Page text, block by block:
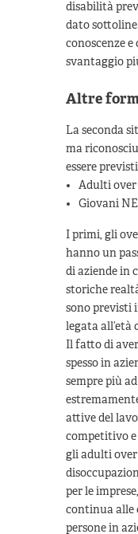
disabilità
dato
conoscenze
svantaggio
Altre
La seconda
ma
essere
Adulti over
Giovani
I primi, gli
hanno un
di aziende in
storiche
sono previsti
legata
Il fatto di
spesso in
sempre più
attive del
competitivo
gli adulti over
per le
continua alle
persone in